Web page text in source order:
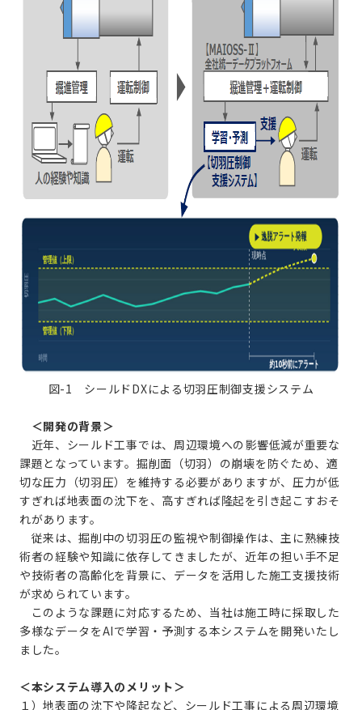
図-1 シールドDXによる切羽圧制御支援システム
＜開発の背景＞
近年、シールド工事では、周辺環境への影響低減が重要な
課題となっています。掘削面（切羽）の崩壊を防ぐため、適
切な圧力（切羽圧）を維持する必要がありますが、圧力が低
すぎれば地表面の沈下を、高すぎれば隆起を引き起こすおそ
れがあります。
従来は、掘削中の切羽圧の監視や制御操作は、主に熟練技
術者の経験や知識に依存してきましたが、近年の担い手不足
や技術者の高齢化を背景に、データを活用した施工支援技術
が求められています。
このような課題に対応するため、当社は施工時に採取した
多様なデータをAIで学習・予測する本システムを開発いたし
ました。
＜本システム導入のメリット＞
１）地表面の沈下や隆起など、シールド工事による周辺環境